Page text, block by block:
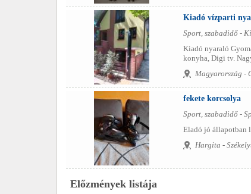
Kiadó vízparti
Sport, szabadidő -
Kiadó nyaraló
konyha, Digi tv.
Magyarország -
fekete korcsolya
Sport, szabadidő -
Eladó jó állapotban
Hargita -
Előzmények listája